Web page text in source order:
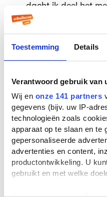
Toestemming Details
Verantwoord gebruik van
Wij en onze 141 partners
gegevens (bijv. uw IP-
technologieën zoals
apparaat op te slaan en te
gepersonaliseerde
advertenties en content,
productontwikkeling. U
gebruikt en met welke
dacht ik deel het